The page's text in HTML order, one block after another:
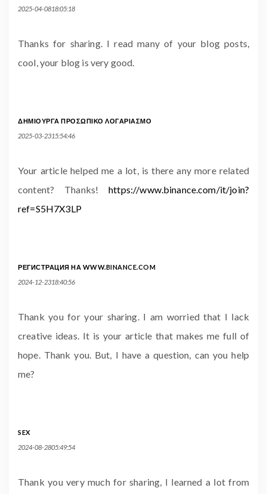
2025-04-0818:05:18
Thanks for sharing. I read many of your blog posts,
cool, your blog is very good.
ΔΗΜΙΟΥΡΓΑ ΠΡΟΣΩΠΙΚΟ ΛΟΓΑΡΙΑΣΜΟ
2025-03-2315:54:46
Your article helped me a lot, is there any more related
content? Thanks!https://www.binance.com/it/join?
ref=S5H7X3LP
РЕГИСТРАЦИЯ НА WWW.BINANCE.COM
2024-12-2318:40:56
Thank you for your sharing. I am worried that I lack
creative ideas. It is your article that makes me full of
hope. Thank you. But, I have a question, can you help
me?
SEX
2024-08-2805:49:54
Thank you very much for sharing, I learned a lot from